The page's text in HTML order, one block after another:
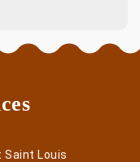
Saint Louis